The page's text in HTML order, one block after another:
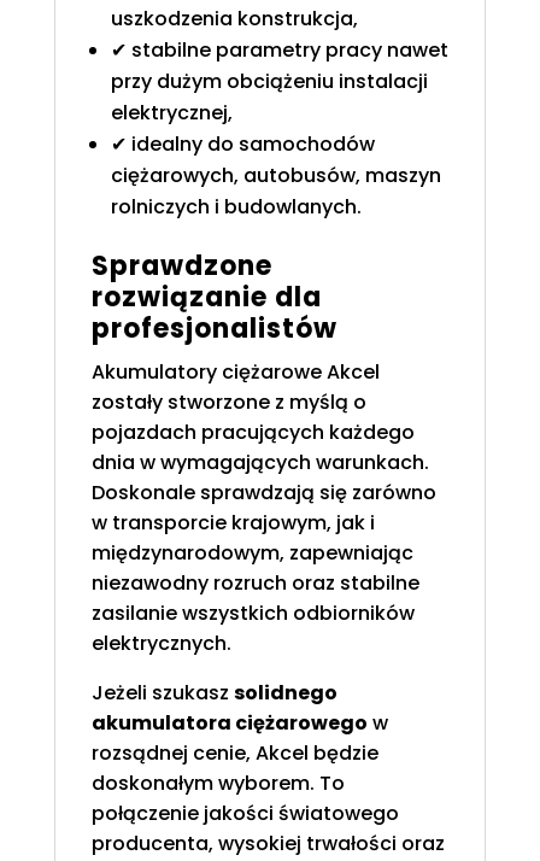
uszkodzenia konstrukcja,
✔ stabilne parametry pracy nawet
przy dużym obciążeniu instalacji
elektrycznej,
✔ idealny do samochodów
ciężarowych, autobusów, maszyn
rolniczych i budowlanych.
Sprawdzone
rozwiązanie dla
profesjonalistów
Akumulatory ciężarowe Akcel
zostały stworzone z myślą o
pojazdach pracujących każdego
dnia w wymagających warunkach.
Doskonale sprawdzają się zarówno
w transporcie krajowym, jak i
międzynarodowym, zapewniając
niezawodny rozruch oraz stabilne
zasilanie wszystkich odbiorników
elektrycznych.
Jeżeli szukasz solidnego
akumulatora ciężarowego w
rozsądnej cenie, Akcel będzie
doskonałym wyborem. To
połączenie jakości światowego
producenta, wysokiej trwałości oraz